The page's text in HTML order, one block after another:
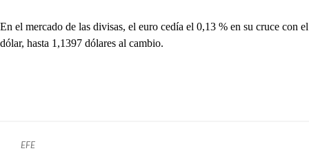
En el mercado de las divisas, el euro cedía el 0,13 % en su cruce con el
dólar, hasta 1,1397 dólares al cambio.
EFE